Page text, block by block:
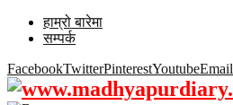
हाम्रो बारेमा
सम्पर्क
FacebookTwitterPinterestYoutubeEmail